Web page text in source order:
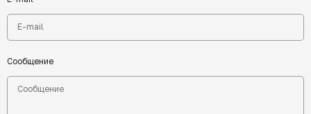
Сообщение